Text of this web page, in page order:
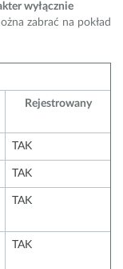
wyłącznie
zabrać na pokład
Rejestrowany
TAK
TAK
TAK
TAK